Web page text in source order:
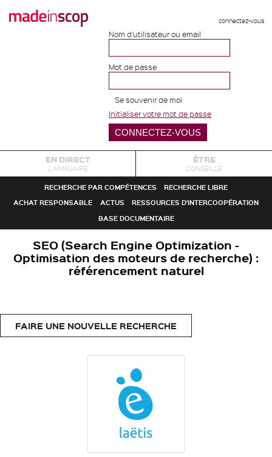
connectez-vous
Nom d'utilisateur ou email
Mot de passe
Se souvenir de moi
Initialiser votre mot de passe
EN DIRECT
L'ANNUAIRE
ÊTRE
CONSEILLÉ
RECHERCHE PAR COMPÉTENCES
RECHERCHE LIBRE
ACHAT RESPONSABLE
ACTUS
RESSOURCES D'INTERCOOPÉRATION
BASE DOCUMENTAIRE
SEO (Search Engine Optimization -
Optimisation des moteurs de recherche) :
référencement naturel
FAIRE UNE NOUVELLE RECHERCHE